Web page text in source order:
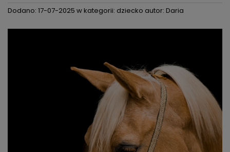
Dodano: 17-07-2025 w kategorii: dziecko autor: Daria